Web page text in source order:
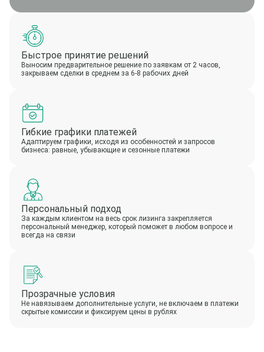
Быстрое принятие решений
Выносим предварительное решение по заявкам от 2 часов,
закрываем сделки в среднем за 6-8 рабочих дней
Гибкие графики платежей
Адаптируем графики, исходя из особенностей и запросов
бизнеса: равные, убывающие и сезонные платежи
Персональный подход
За каждым клиентом на весь срок лизинга закрепляется
персональный менеджер, который поможет в любом вопросе и
всегда на связи
Прозрачные условия
Не навязываем дополнительные услуги, не включаем в платежи
скрытые комиссии и фиксируем цены в рублях